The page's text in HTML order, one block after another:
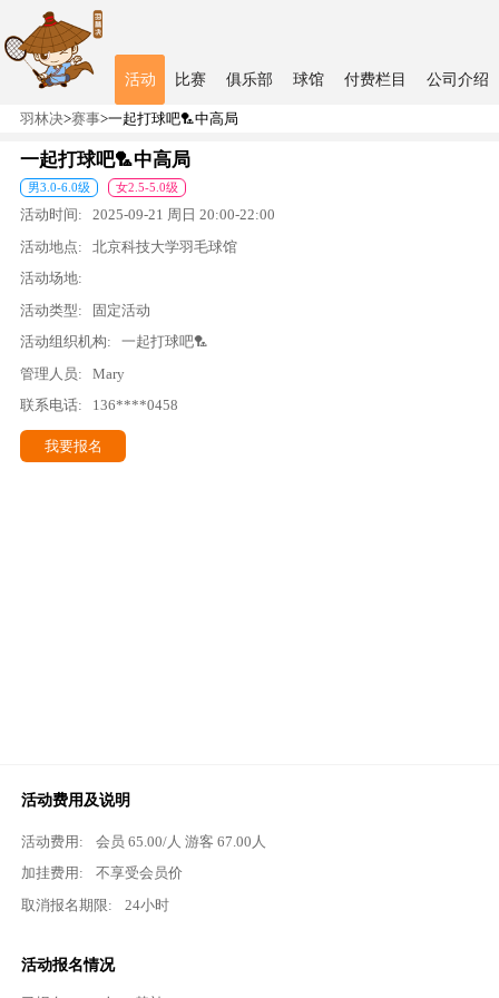
活动 比赛 俱乐部 球馆 付费栏目 公司介绍
羽林决>赛事>一起打球吧🏸中高局
一起打球吧🏸中高局
男3.0-6.0级 女2.5-5.0级
活动时间: 2025-09-21 周日 20:00-22:00
活动地点:
北京科技大学羽毛球馆
活动场地:
活动类型:
固定活动
活动组织机构:
一起打球吧🏸
管理人员:
Mary
联系电话:
136****0458
我要报名
活动费用及说明
活动费用: 会员65.00/人 游客67.00 人
加挂费用:
不享受会员价
取消报名期限:
24小时
活动报名情况